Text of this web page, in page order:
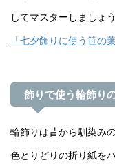
してマスターしましょう
「七夕飾りに使う笹の
飾りで使う輪飾り
輪飾りは昔から馴染み
色とりどりの折り紙を